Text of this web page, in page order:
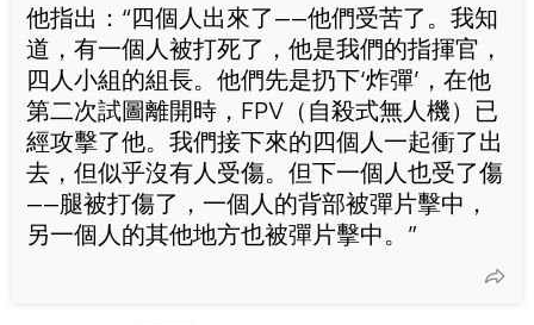
他指出：“四個人出來了——他們受苦了。我知
道，有一個人被打死了，他是我們的指揮官，
四人小組的組長。他們先是扔下‘炸彈’，在他
第二次試圖離開時，FPV（自殺式無人機）已
經攻擊了他。我們接下來的四個人一起衝了出
去，但似乎沒有人受傷。但下一個人也受了傷
——腿被打傷了，一個人的背部被彈片擊中，
另一個人的其他地方也被彈片擊中。”